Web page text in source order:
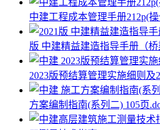
中建工程成本管理手册212p(
版 中建精益建造指导手册（
2023版预结算管理实施细则及
方案编制指南(系列二) 105页